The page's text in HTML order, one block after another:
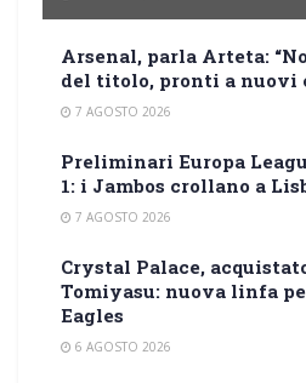
Arsenal, parla Arteta:
del titolo, pronti a nuovi
7 AGOSTO 2026
Preliminari Europa
1: i Jambos crollano a
7 AGOSTO 2026
Crystal Palace,
Tomiyasu: nuova linfa
Eagles
6 AGOSTO 2026